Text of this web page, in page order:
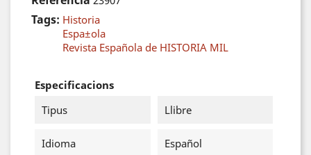
Tags: Historia
Espa±ola
Revista Española de HISTORIA MIL
Especificacions
Tipus
Llibre
Idioma Español